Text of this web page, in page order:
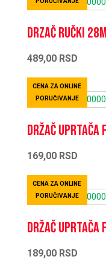
Drzač ručki
489,00 RSD
CENA ZA ONLINE
PORUČIVANJE
Držač uprtača
169,00 RSD
CENA ZA ONLINE
PORUČIVANJE
Držač uprtača
189,00 RSD